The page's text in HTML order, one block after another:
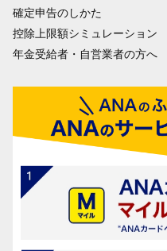
確定申告のしかた
控除上限額シミュレーション
年金受給者・自営業者の方へ